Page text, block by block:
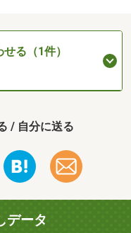
る（1件）
/ 自分に送る
データ